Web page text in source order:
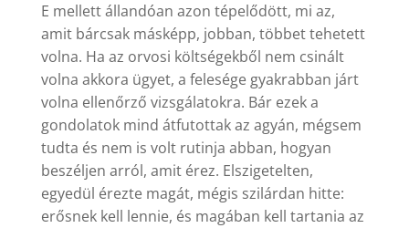
E mellett állandóan azon tépelődött, mi az,
amit bárcsak másképp, jobban, többet tehetett
volna. Ha az orvosi költségekből nem csinált
volna akkora ügyet, a felesége gyakrabban járt
volna ellenőrző vizsgálatokra. Bár ezek a
gondolatok mind átfutottak az agyán, mégsem
tudta és nem is volt rutinja abban, hogyan
beszéljen arról, amit érez. Elszigetelten,
egyedül érezte magát, mégis szilárdan hitte:
erősnek kell lennie, és magában kell tartania az